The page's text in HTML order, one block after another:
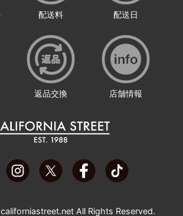
配送料 配送日
返品交換 店舗情報
californiastreet.net All Rights Reserved.